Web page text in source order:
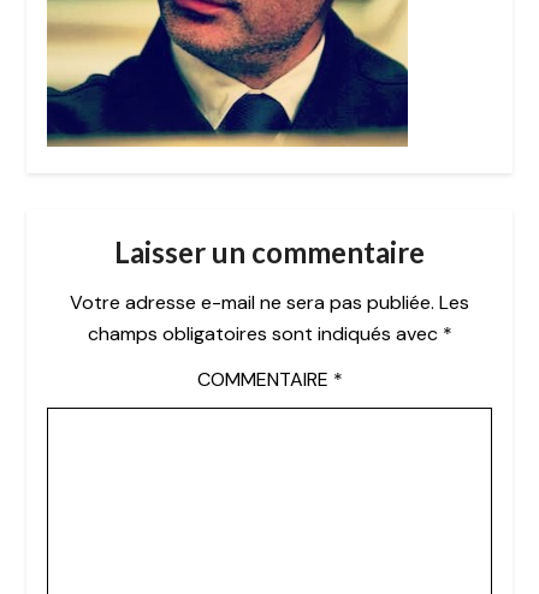
Laisser un commentaire
Votre adresse e-mail ne sera pas publiée. Les
champs obligatoires sont indiqués avec *
COMMENTAIRE *